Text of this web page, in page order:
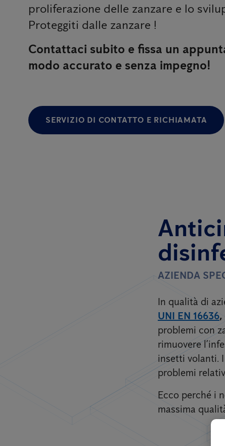
proliferazione delle zanzare e lo
Proteggiti dalle zanzare !
Contattaci subito e fissa un
modo accurato e senza impegno!
SERVIZIO DI CONTATTO E RICHIAMATA
AZIENDA
In qualità di
UNI EN 16636,
problemi con
rimuovere
insetti volanti.
problemi
Ecco perché i
massima